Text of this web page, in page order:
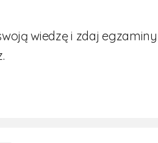
wiedzę i zdaj